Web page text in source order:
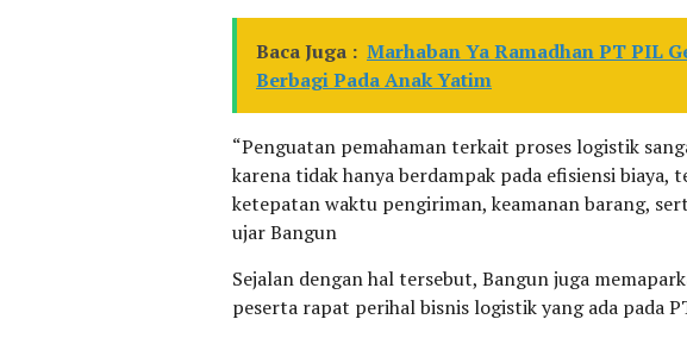
Baca Juga : Marhaban Ya Ramadhan PT PIL
Berbagi Pada Anak Yatim
“Penguatan pemahaman terkait proses logistik
karena tidak hanya berdampak pada efisiensi
ketepatan waktu pengiriman, keamanan barang,
ujar Bangun
Sejalan dengan hal tersebut, Bangun juga
peserta rapat perihal bisnis logistik yang ada pada